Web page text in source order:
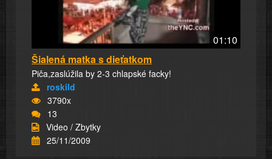
01:10
Šialená matka s dieťatkom
Piča,zaslúžila by 2-3 chlapské facky!
roskild
3790x
13
Video / Zbytky
25/11/2009